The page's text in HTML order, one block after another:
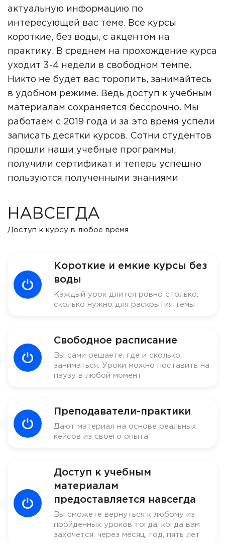
актуальную информацию по
интересующей вас теме. Все курсы
короткие, без воды, с акцентом на
практику. В среднем на прохождение курса
уходит 3-4 недели в свободном темпе.
Никто не будет вас торопить, занимайтесь
в удобном режиме. Ведь доступ к учебным
материалам сохраняется бессрочно. Мы
работаем с 2019 года и за это время успели
записать десятки курсов. Сотни студентов
прошли наши учебные программы,
получили сертификат и теперь успешно
пользуются полученными знаниями
НАВСЕГДА
Доступ к курсу в любое время
Короткие и емкие курсы без
воды
Каждый урок длится ровно столько,
сколько нужно для раскрытия темы
Свободное расписание
Вы сами решаете, где и сколько
заниматься. Уроки можно поставить на
паузу в любой момент
Преподаватели-практики
Дают материал на основе реальных
кейсов из своего опыта
Доступ к учебным
материалам
предоставляется навсегда
Вы сможете вернуться к любому из
пройденных уроков тогда, когда вам
захочется: через месяц, год, пять лет